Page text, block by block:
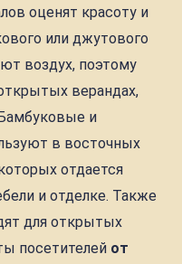
оценят красоту и
или джутового
воздух, поэтому
верандах,
и
в восточных
отдается
и отделке. Также
для открытых
посетителей от